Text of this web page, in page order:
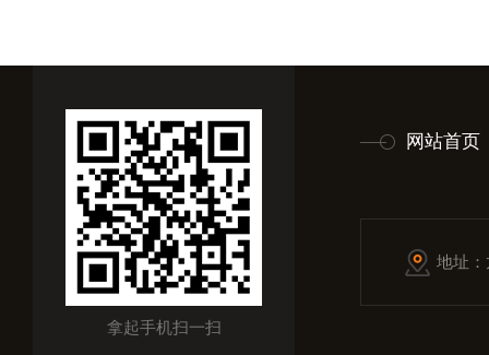
拿起手机扫一扫
网站首页
地址